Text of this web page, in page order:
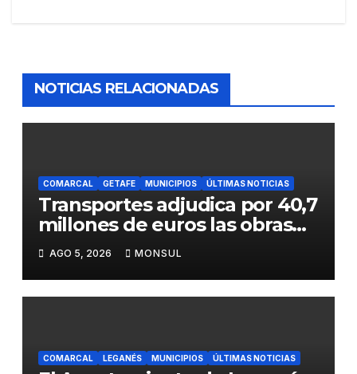
NOTICIAS RELACIONADAS
COMARCAL GETAFE MUNICIPIOS ÚLTIMAS NOTICIAS
Transportes adjudica por 40,7
millones de euros las obras
para mejorar la accesibilidad
del transporte público en la
A-4 en Getafe
AGO 5, 2026 MONSUL
COMARCAL LEGANÉS MUNICIPIOS ÚLTIMAS NOTICIAS